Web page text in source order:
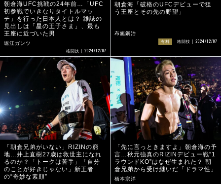
朝倉海UFC挑戦の24年前…「UFC
初参戦でいきなりタイトルマッ
チ」を行った日本人とは？ 雑誌の
見出しは「星の王子さま」、最も
王座に近づいた男
堀江ガンツ
格闘技 2024/12/07
朝倉海「破格のUFCデビューで狙
う王座とその先の野望」
布施鋼治
有料 格闘技 2024/12/07
「朝倉兄弟がいない」RIZINの窮
地…井上直樹27歳は救世主になれ
るのか？「トークは苦手」「自分
のことが好きじゃない」新王者
の“奇妙な素顔”
「先に言っときますよ」朝倉海の予
言…秋元強真のRIZINデビュー戦“1
ラウンドKO”はなぜ生まれた？ 朝
倉兄弟から受け継いだ「ドラマ性」
橋本宗洋